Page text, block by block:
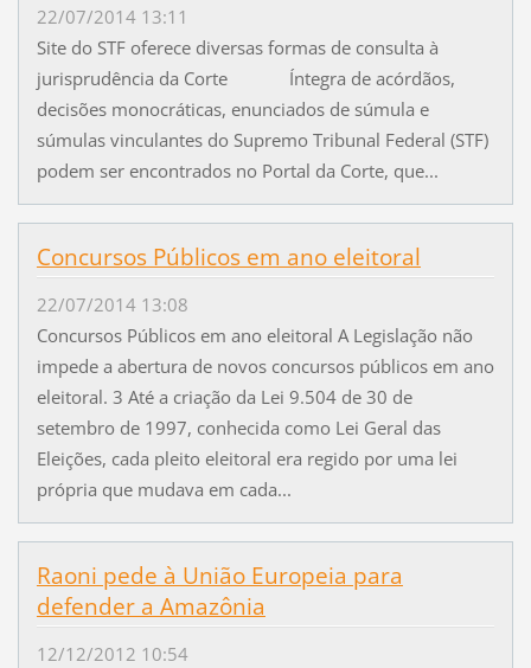
22/07/2014 13:11
Site do STF oferece diversas formas de consulta à
jurisprudência da Corte Íntegra de acórdãos,
decisões monocráticas, enunciados de súmula e
súmulas vinculantes do Supremo Tribunal Federal (STF)
podem ser encontrados no Portal da Corte, que...
Concursos Públicos em ano eleitoral
22/07/2014 13:08
Concursos Públicos em ano eleitoral A Legislação não
impede a abertura de novos concursos públicos em ano
eleitoral. 3 Até a criação da Lei 9.504 de 30 de
setembro de 1997, conhecida como Lei Geral das
Eleições, cada pleito eleitoral era regido por uma lei
própria que mudava em cada...
Raoni pede à União Europeia para
defender a Amazônia
12/12/2012 10:54